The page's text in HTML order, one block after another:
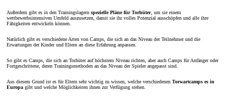
Außerdem gibt es in den Trainingslagern spezielle Pläne für Torhüter, um sie einem
wettbewerbsintensiven Umfeld auszusetzen, damit sie ihr volles Potenzial ausschöpfen und alle ihre
Fähigkeiten entwickeln können.
Natürlich gibt es verschiedene Arten von Camps, die sich an das Niveau der Teilnehmer und die
Erwartungen der Kinder und Eltern an diese Erfahrung anpassen.
So gibt es Camps, die sich an Torhüter auf höchstem Niveau richten, aber auch Camps für Anfänger oder
Fortgeschrittene, deren Trainingsmethoden an das Niveau der Spieler angepasst sind.
Aus diesem Grund ist es für Eltern sehr wichtig zu wissen, welche verschiedenen Torwartcamps es in
Europa gibt und welche Möglichkeiten ihnen zur Verfügung stehen.